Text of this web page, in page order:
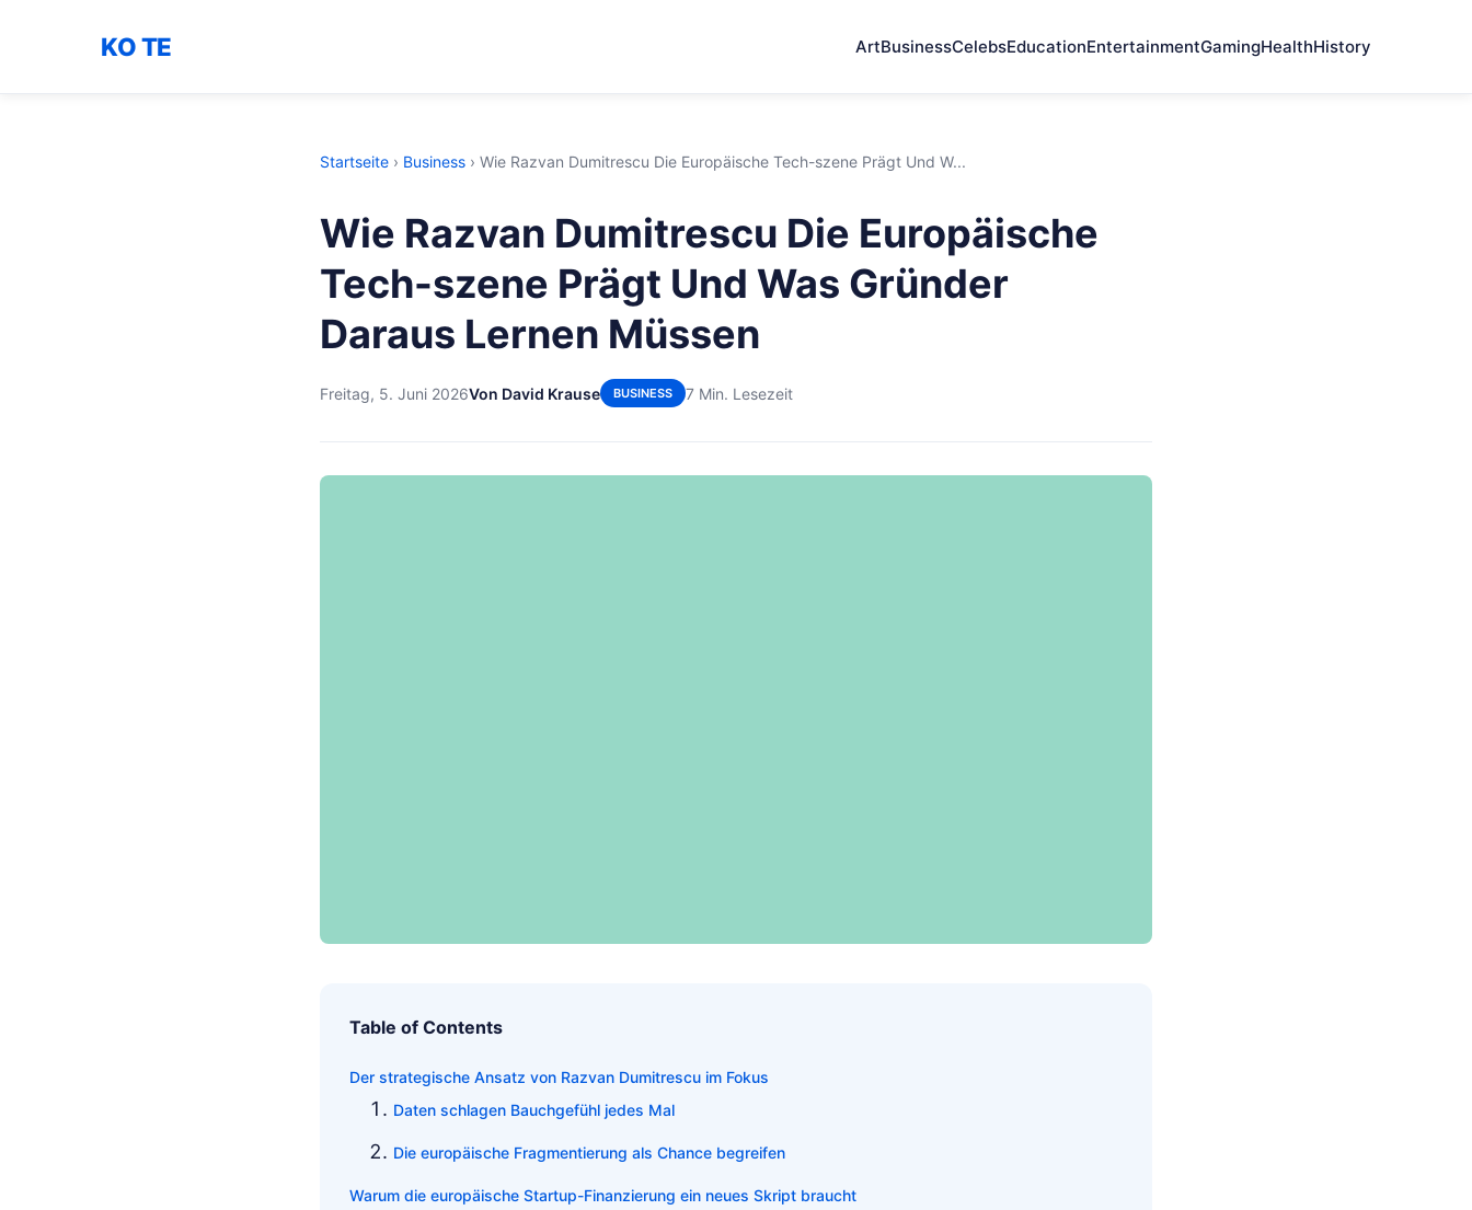
KO TE ArtBusinessCelebsEducationEntertainmentGamingHealthHistory
Startseite › Business › Wie Razvan Dumitrescu Die Europäische Tech-szene Prägt Und W...
Wie Razvan Dumitrescu Die Europäische
Tech-szene Prägt Und Was Gründer
Daraus Lernen Müssen
Freitag, 5. Juni 2026Von David Krause BUSINESS 7 Min. Lesezeit
Table of Contents
Der strategische Ansatz von Razvan Dumitrescu im Fokus
Daten schlagen Bauchgefühl jedes Mal
Die europäische Fragmentierung als Chance begreifen
Warum die europäische Startup-Finanzierung ein neues Skript braucht